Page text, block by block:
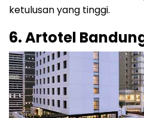
ketulusan yang tinggi.
6. Artotel